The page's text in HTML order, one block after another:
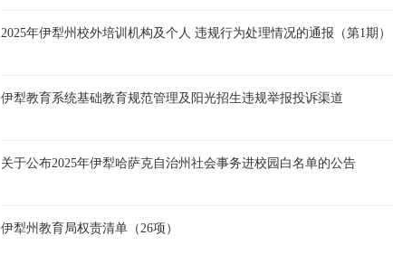
2025年伊犁州校外培训机构及个人 违规行为处理情况的通报（第1期）
伊犁教育系统基础教育规范管理及阳光招生违规举报投诉渠道
关于公布2025年伊犁哈萨克自治州社会事务进校园白名单的公告
伊犁州教育局权责清单（26项）